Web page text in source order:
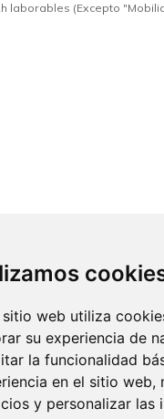
sitio web utiliza
su experiencia de
la funcionalidad
en el sitio web,
y personalizar las
laborables (Excepto